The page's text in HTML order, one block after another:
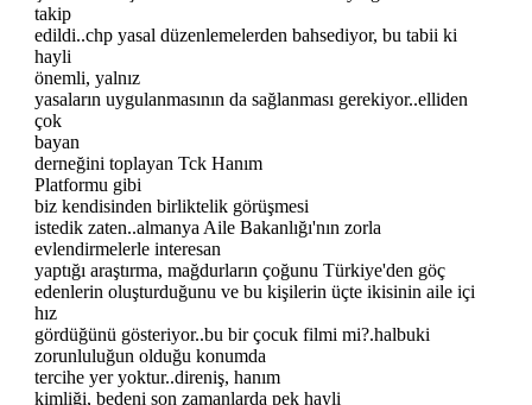
takip
edildi..chp yasal düzenlemelerden bahsediyor, bu tabii ki
hayli
önemli, yalnız
yasaların uygulanmasının da sağlanması gerekiyor..elliden
çok
bayan
derneğini toplayan Tck Hanım
Platformu gibi
biz kendisinden birliktelik görüşmesi
istedik zaten..almanya Aile Bakanlığı'nın zorla
evlendirmelerle interesan
yaptığı araştırma, mağdurların çoğunu Türkiye'den göç
edenlerin oluşturduğunu ve bu kişilerin üçte ikisinin aile içi
hız
gördüğünü gösteriyor..bu bir çocuk filmi mi?.halbuki
zorunluluğun olduğu konumda
tercihe yer yoktur..direniş, hanım
kimliği, bedeni son zamanlarda pek hayli